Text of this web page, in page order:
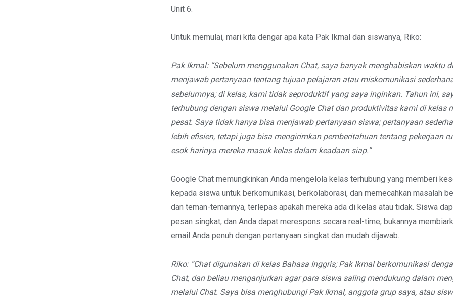
Unit 6.
Untuk memulai, mari kita dengar apa kata Pak Ikmal dan siswanya, Riko:
Pak Ikmal: “Sebelum menggunakan Chat, saya banyak menghabiskan waktu
menjawab pertanyaan tentang tujuan pelajaran atau miskomunikasi
sebelumnya; di kelas, kami tidak seproduktif yang saya inginkan. Tahun ini,
terhubung dengan siswa melalui Google Chat dan produktivitas kami di kelas
pesat. Saya tidak hanya bisa menjawab pertanyaan siswa; pertanyaan
lebih efisien, tetapi juga bisa mengirimkan pemberitahuan tentang pekerjaan
esok harinya mereka masuk kelas dalam keadaan siap.”
Google Chat memungkinkan Anda mengelola kelas terhubung yang memberi
kepada siswa untuk berkomunikasi, berkolaborasi, dan memecahkan masalah
dan teman-temannya, terlepas apakah mereka ada di kelas atau tidak. Siswa
pesan singkat, dan Anda dapat merespons secara real-time, bukannya
email Anda penuh dengan pertanyaan singkat dan mudah dijawab.
Riko: “Chat digunakan di kelas Bahasa Inggris; Pak Ikmal berkomunikasi
Chat, dan beliau menganjurkan agar para siswa saling mendukung dalam
melalui Chat. Saya bisa menghubungi Pak Ikmal, anggota grup saya, atau